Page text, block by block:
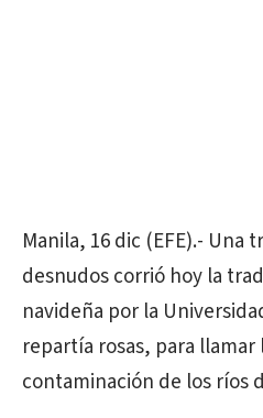
Manila, 16 dic (EFE).-
desnudos corrió hoy la
navideña por la
repartía rosas, para
contaminación de los ríos